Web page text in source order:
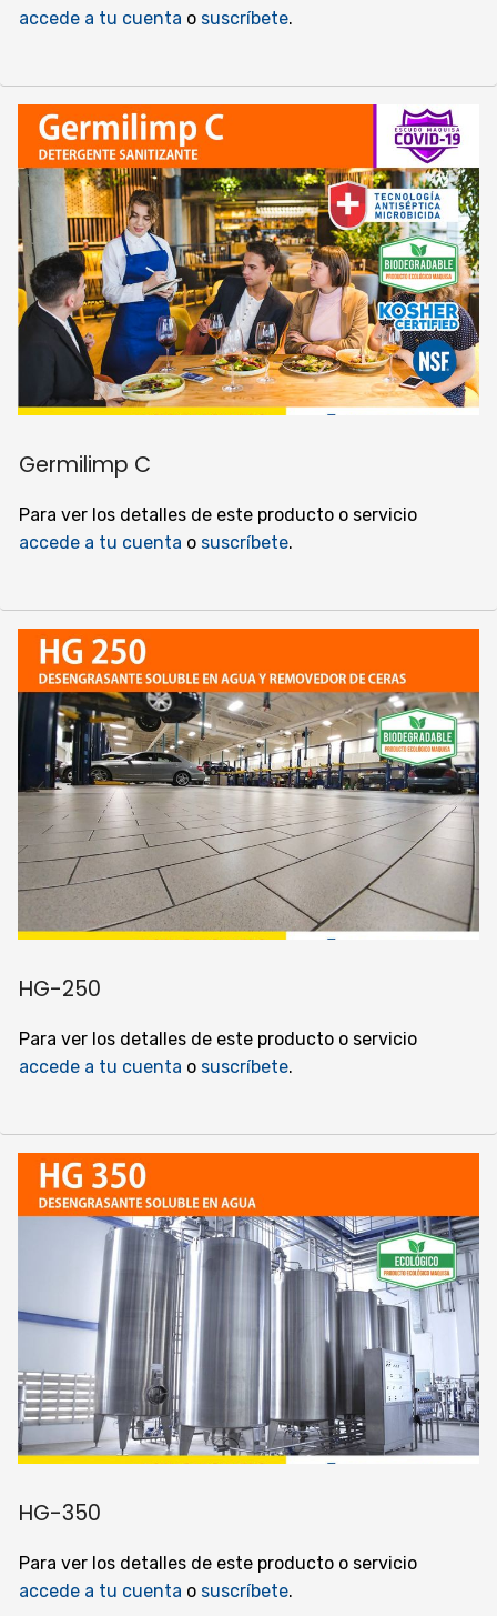
accede a tu cuenta o suscríbete.
Germilimp C
Para ver los detalles de este producto o servicio
accede a tu cuenta o suscríbete.
HG-250
Para ver los detalles de este producto o servicio
accede a tu cuenta o suscríbete.
HG-350
Para ver los detalles de este producto o servicio
accede a tu cuenta o suscríbete.